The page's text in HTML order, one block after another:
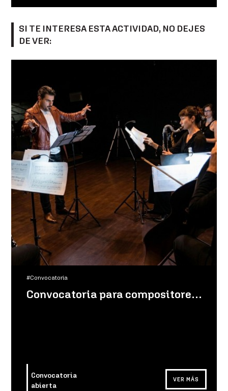
SI TE INTERESA ESTA ACTIVIDAD, NO DEJES
DE VER:
#Convocatoria
Convocatoria para compositores de obras mixtas
Convocatoria
abierta
VER MÁS